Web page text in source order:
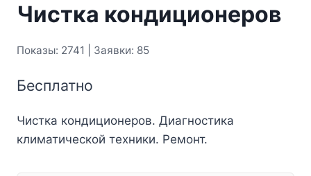
Чистка кондиционеров
Показы: 2741 | Заявки: 85
Бесплатно
Чистка кондиционеров. Диагностика
климатической техники. Ремонт.